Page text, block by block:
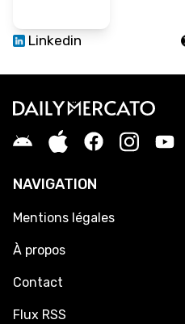
Linkedin
NAVIGATION
Mentions légales
À propos
Contact
Flux RSS